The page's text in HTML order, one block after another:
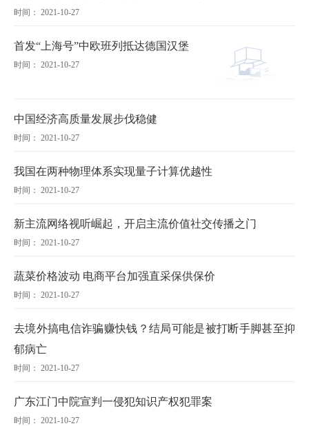
时间： 2021-10-27
首发“上海号”中欧班列抵达德国汉堡
时间： 2021-10-27
中国经济高质量发展步伐稳健
时间： 2021-10-27
我国在两种物理体系实现量子计算优越性
时间： 2021-10-27
新主流网络视听崛起，开启主流价值社交传播之门
时间： 2021-10-27
蔬菜价格波动 电商平台加强直采保供保价
时间： 2021-10-27
去境外搞电信诈骗赚快钱？结局可能是被打断手脚甚至抑
郁病亡
时间： 2021-10-27
广东江门中院宣判一侵犯知识产权犯罪案
时间： 2021-10-27